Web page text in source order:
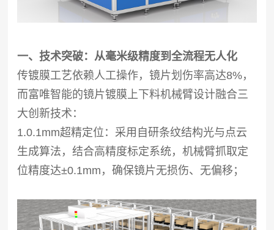
一、技术突破：从毫米级精度到全流程无人化
传镀膜工艺依赖人工操作，镜片划伤率高达8%，
而富唯智能的镜片镀膜上下料机械臂设计融合三
大创新技术：
1.0.1mm超精定位：采用自研条纹结构光与点云
生成算法，结合高精度标定系统，机械臂抓取定
位精度达±0.1mm，确保镜片无损伤、无偏移；